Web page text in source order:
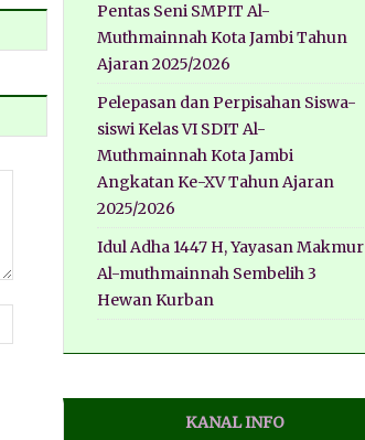
Pentas Seni SMPIT Al-
Muthmainnah Kota Jambi Tahun
Ajaran 2025/2026
Pelepasan dan Perpisahan Siswa-
siswi Kelas VI SDIT Al-
Muthmainnah Kota Jambi
Angkatan Ke-XV Tahun Ajaran
2025/2026
Idul Adha 1447 H, Yayasan Makmur
Al-muthmainnah Sembelih 3
Hewan Kurban
KANAL INFO